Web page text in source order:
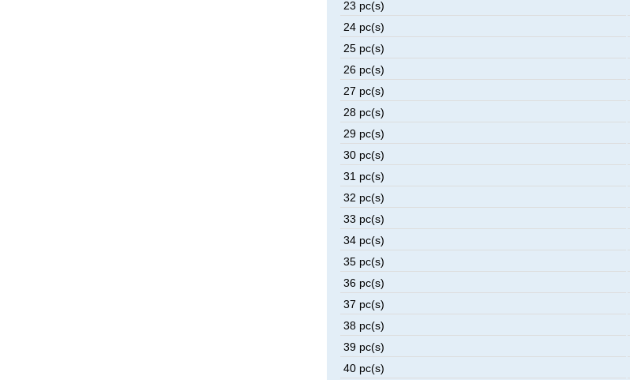
23 pc(s)
24 pc(s)
25 pc(s)
26 pc(s)
27 pc(s)
28 pc(s)
29 pc(s)
30 pc(s)
31 pc(s)
32 pc(s)
33 pc(s)
34 pc(s)
35 pc(s)
36 pc(s)
37 pc(s)
38 pc(s)
39 pc(s)
40 pc(s)